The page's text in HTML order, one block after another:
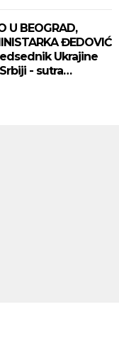
U BEOGRAD,
ĐEDOVIĆ
Ukrajine
- sutra